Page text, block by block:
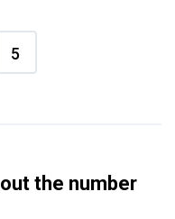
5
the number